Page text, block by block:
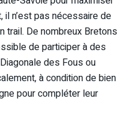
n’est pas nécessaire de
trail. De nombreux Bretons
de participer à des
des Fous ou
à condition de bien
pour compléter leur